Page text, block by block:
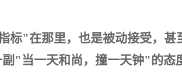
标"在那里，也是被动接受，
"当一天和尚，撞一天钟"的